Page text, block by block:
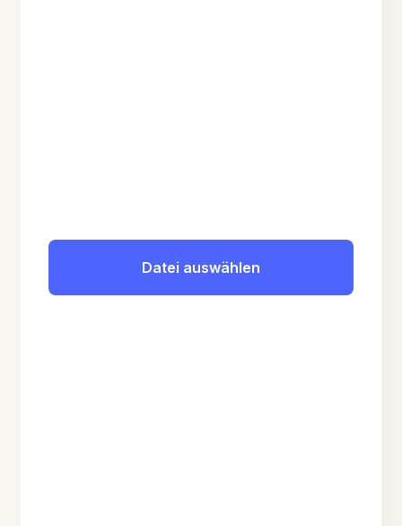
Datei auswählen